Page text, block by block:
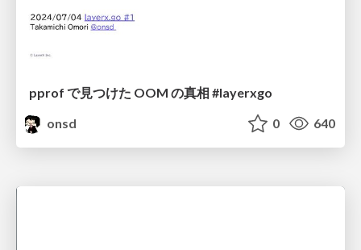
pprof で見つけた OOM の真相 #layerxgo
onsd
0 640